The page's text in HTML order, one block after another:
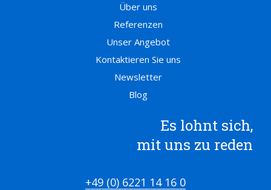
Über uns
Referenzen
Unser Angebot
Kontaktieren Sie uns
Newsletter
Blog
Es lohnt sich,
mit uns zu reden
+49 (0) 6221 14 16 0